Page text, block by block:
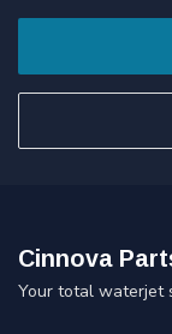
Cinnova
Your total waterjet